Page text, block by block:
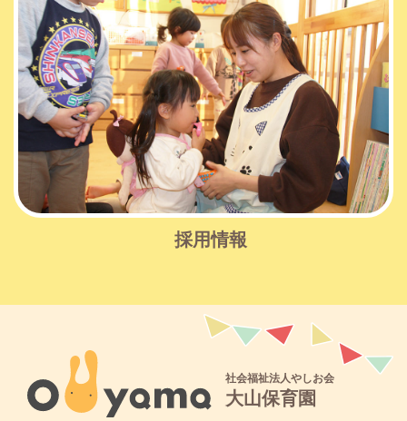
採用情報
社会福祉法人やしお会
大山保育園